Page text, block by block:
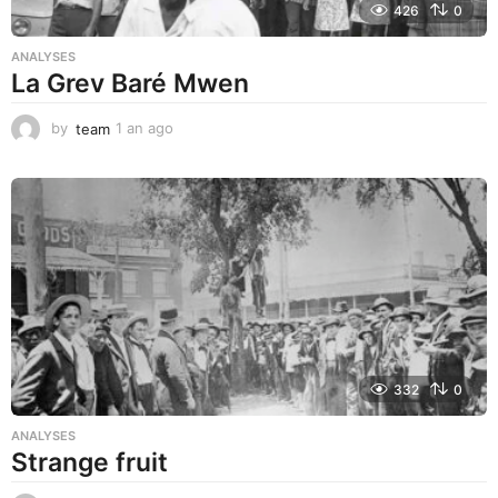
426 0
ANALYSES
La Grev Baré Mwen
by team 1 an ago
a
g
o
332 0
ANALYSES
Strange fruit